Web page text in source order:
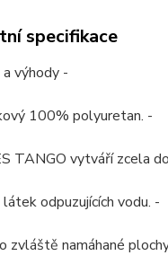
specifikace
výhody -
100% polyuretan. -
TANGO vytváří zcela
odpuzujících vodu. -
zvláště namáhané